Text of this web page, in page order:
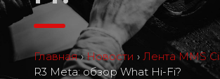
Главная › Новости › Лента MMS
R3 Meta: обзор What Hi-Fi?